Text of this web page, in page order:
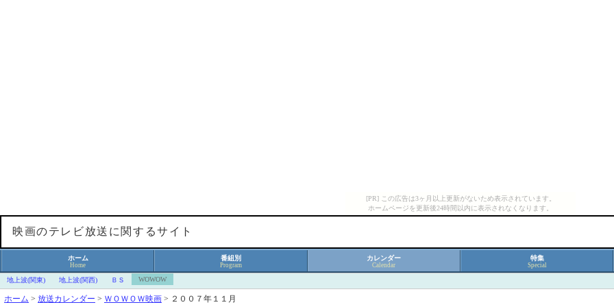
[PR] この広告は3ヶ月以上更新がないため表示されています。
ホームページを更新後24時間以内に表示されなくなります。
映画のテレビ放送に関するサイト
ホーム
Home
番組別
Program
カレンダー
Calendar
特集
Special
地上波(関東) 地上波(関西) ＢＳ WOWOW
ホーム > 放送カレンダー > ＷＯＷＯＷ映画 > ２００７年１１月